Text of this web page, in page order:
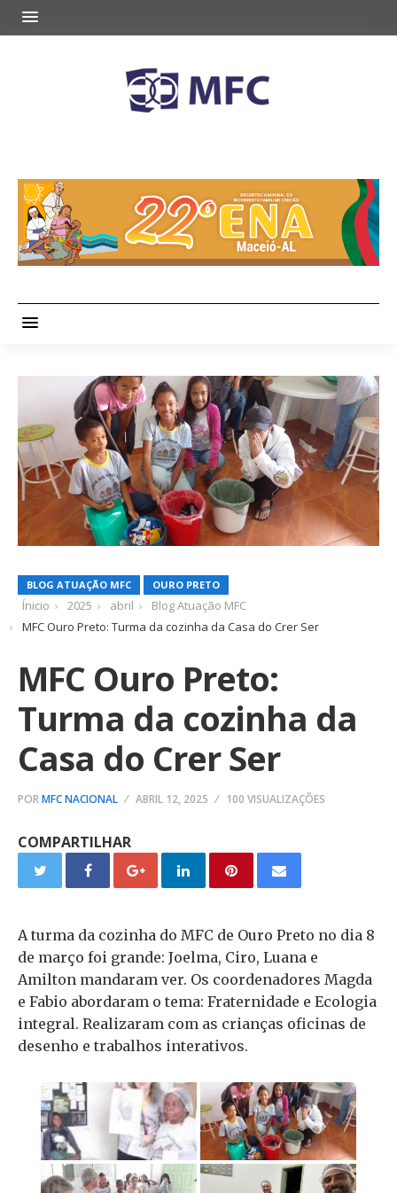
BLOG ATUAÇÃO MFC OURO PRETO
Ínicio 2025 abril
Blog Atuação MFC
MFC Ouro Preto: Turma da cozinha da Casa do Crer Ser
MFC Ouro Preto:
Turma da cozinha da
Casa do Crer Ser
PORMFC NACIONAL ABRIL 12, 2025 100 VISUALIZAÇÕES
COMPARTILHAR
A turma da cozinha do MFC de Ouro Preto no dia 8
de março foi grande: Joelma, Ciro, Luana e
Amilton mandaram ver. Os coordenadores Magda
e Fabio abordaram o tema: Fraternidade e Ecologia
integral. Realizaram com as crianças oficinas de
desenho e trabalhos interativos.